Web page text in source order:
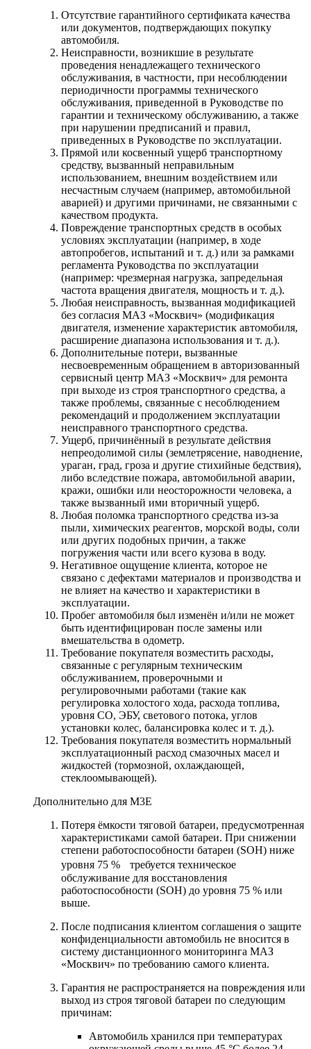
Отсутствие гарантийного сертификата качества
или документов, подтверждающих покупку
автомобиля.
Неисправности, возникшие в результате
проведения ненадлежащего технического
обслуживания, в частности, при несоблюдении
периодичности программы технического
обслуживания, приведенной в Руководстве по
гарантии и техническому обслуживанию, а также
при нарушении предписаний и правил,
приведенных в Руководстве по эксплуатации.
Прямой или косвенный ущерб транспортному
средству, вызванный неправильным
использованием, внешним воздействием или
несчастным случаем (например, автомобильной
аварией) и другими причинами, не связанными с
качеством продукта.
Повреждение транспортных средств в особых
условиях эксплуатации (например, в ходе
автопробегов, испытаний и т. д.) или за рамками
регламента Руководства по эксплуатации
(например: чрезмерная нагрузка, запредельная
частота вращения двигателя, мощность и т. д.).
Любая неисправность, вызванная модификацией
без согласия МАЗ «Москвич» (модификация
двигателя, изменение характеристик автомобиля,
расширение диапазона использования и т. д.).
Дополнительные потери, вызванные
несвоевременным обращением в авторизованный
сервисный центр МАЗ «Москвич» для ремонта
при выходе из строя транспортного средства, а
также проблемы, связанные с несоблюдением
рекомендаций и продолжением эксплуатации
неисправного транспортного средства.
Ущерб, причинённый в результате действия
непреодолимой силы (землетрясение, наводнение,
ураган, град, гроза и другие стихийные бедствия),
либо вследствие пожара, автомобильной аварии,
кражи, ошибки или неосторожности человека, а
также вызванный ими вторичный ущерб.
Любая поломка транспортного средства из-за
пыли, химических реагентов, морской воды, соли
или других подобных причин, а также
погружения части или всего кузова в воду.
Негативное ощущение клиента, которое не
связано с дефектами материалов и производства и
не влияет на качество и характеристики в
эксплуатации.
Пробег автомобиля был изменён и/или не может
быть идентифицирован после замены или
вмешательства в одометр.
Требование покупателя возместить расходы,
связанные с регулярным техническим
обслуживанием, проверочными и
регулировочными работами (такие как
регулировка холостого хода, расхода топлива,
уровня CO, ЭБУ, светового потока, углов
установки колес, балансировка колес и т. д.).
Требования покупателя возместить нормальный
эксплуатационный расход смазочных масел и
жидкостей (тормозной, охлаждающей,
стеклоомывающей).
Дополнительно для М3Е
Потеря ёмкости тяговой батареи, предусмотренная
характеристиками самой батареи. При снижении
степени работоспособности батареи (SOH) ниже
уровня 75 % требуется техническое
обслуживание для восстановления
работоспособности (SOH) до уровня 75 % или
выше.
После подписания клиентом соглашения о защите
конфиденциальности автомобиль не вносится в
систему дистанционного мониторинга МАЗ
«Москвич» по требованию самого клиента.
Гарантия не распространяется на повреждения или
выход из строя тяговой батареи по следующим
причинам:
Автомобиль хранился при температурах